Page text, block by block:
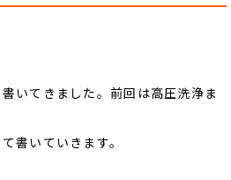
いてきました。前回は高圧洗浄ま
書いていきます。